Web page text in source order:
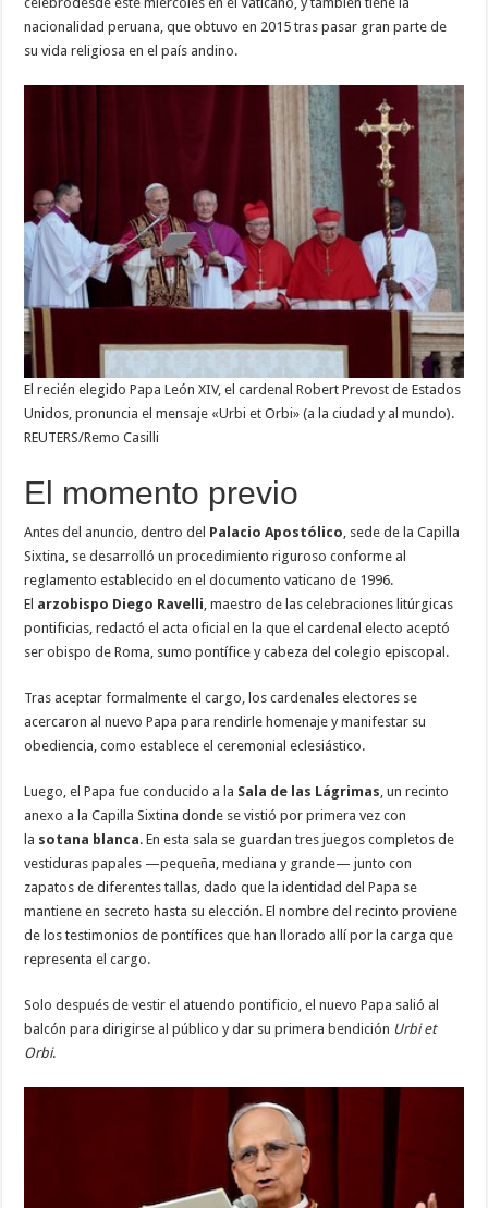
nacionalidad peruana, que obtuvo en 2015 tras pasar gran parte de
su vida religiosa en el país andino.
El recién elegido Papa León XIV, el cardenal Robert Prevost de Estados
Unidos, pronuncia el mensaje «Urbi et Orbi» (a la ciudad y al mundo).
REUTERS/Remo Casilli
El momento previo
Antes del anuncio, dentro del Palacio Apostólico , sede de la Capilla
Sixtina, se desarrolló un procedimiento riguroso conforme al
reglamento establecido en el documento vaticano de 1996.
El arzobispo Diego Ravelli , maestro de las celebraciones litúrgicas
pontificias, redactó el acta oficial en la que el cardenal electo aceptó
ser obispo de Roma, sumo pontífice y cabeza del colegio episcopal.
Tras aceptar formalmente el cargo, los cardenales electores se
acercaron al nuevo Papa para rendirle homenaje y manifestar su
obediencia, como establece el ceremonial eclesiástico.
Luego, el Papa fue conducido a la Sala de las Lágrimas , un recinto
anexo a la Capilla Sixtina donde se vistió por primera vez con
la sotana blanca. En esta sala se guardan tres juegos completos de
vestiduras papales —pequeña, mediana y grande— junto con
zapatos de diferentes tallas, dado que la identidad del Papa se
mantiene en secreto hasta su elección. El nombre del recinto proviene
de los testimonios de pontífices que han llorado allí por la carga que
representa el cargo.
Solo después de vestir el atuendo pontificio, el nuevo Papa salió al
balcón para dirigirse al público y dar su primera bendición Urbi et
Orbi.